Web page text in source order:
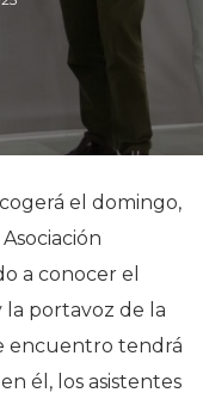
el domingo,
a conocer el
la portavoz de la
encuentro tendrá
él, los asistentes